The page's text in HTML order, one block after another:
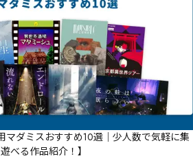
マダミスおすすめ10選｜少人数で気軽に集
べる作品紹介！】